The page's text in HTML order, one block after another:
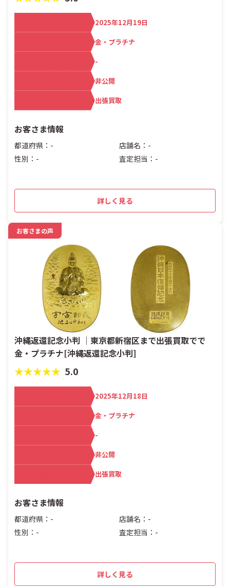
2025年12月19日
金・プラチナ
-
非公開
出張買取
お客さま情報
都道府県：-
店舗名：-
性別：-
査定担当：-
詳しく見る
お客さまの声
沖縄返還記念小判 ｜東京都新宿区まで出張買取でで
金・プラチナ[沖縄返還記念小判]
★★★★★ 5.0
2025年12月18日
金・プラチナ
-
非公開
出張買取
お客さま情報
都道府県：-
店舗名：-
性別：-
査定担当：-
詳しく見る